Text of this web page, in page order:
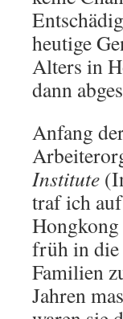
heutige
Alters in
dann
Anfang
Institute
traf ich
Hongkong
früh in die
Familien
Jahren